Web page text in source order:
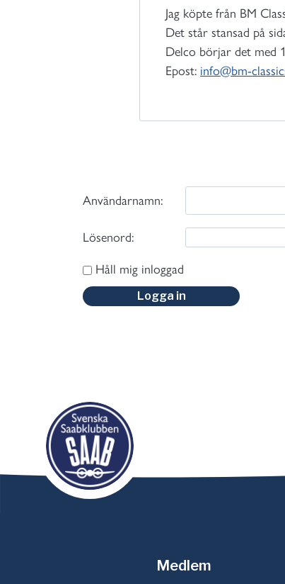
Jag köpte från BM
Det står stansad på
Delco börjar det med
Epost: info@bm-
Användarnamn:
Lösenord:
Håll mig inloggad
Logga in
Medlem